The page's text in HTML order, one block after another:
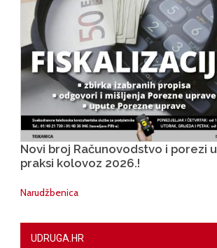
Novi broj Računovodstvo i porezi u
praksi kolovoz 2026.!
Narudžbenica
UDRUGA.HR